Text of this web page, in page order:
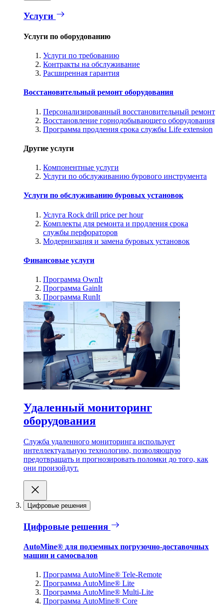
Услуги
Услуги по оборудованию
Услуги по требованию
Контракты на обслуживание
Расширенная гарантия
Восстановительный ремонт оборудования
Персонализированный восстановительный ремонт
Восстановление горнодобывающего оборудования
Программа продления срока службы Life extension
Другие услуги
Компонентные услуги
Услуги по обслуживанию бурового инструмента
Услуги по обслуживанию буровых установок
Услуга Rock drill price per hour
Комплекты для ремонта и продления срока
службы перфораторов
Модернизация и замена буровых установок
Финансовые услуги
Программа OwnIt
Программа GainIt
Программа RunIt
Удаленный мониторинг
оборудования
Служба удаленного мониторинга использует
интеллектуальную технологию, позволяющую
предотвращать и прогнозировать поломки до того, как
они произойдут.
Цифровые решения
Цифровые решения
AutoMine® для подземных погрузочно-доставочных
машин и самосвалов
Программа AutoMine® Tele-Remote
Программа AutoMine® Lite
Программа AutoMine® Multi-Lite
Программа AutoMine® Core